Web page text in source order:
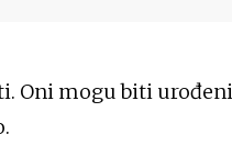
Oni mogu biti